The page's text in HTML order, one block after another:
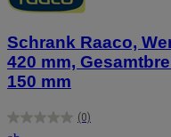
Schrank Raaco,
420 mm,
150 mm
(0)
0.0